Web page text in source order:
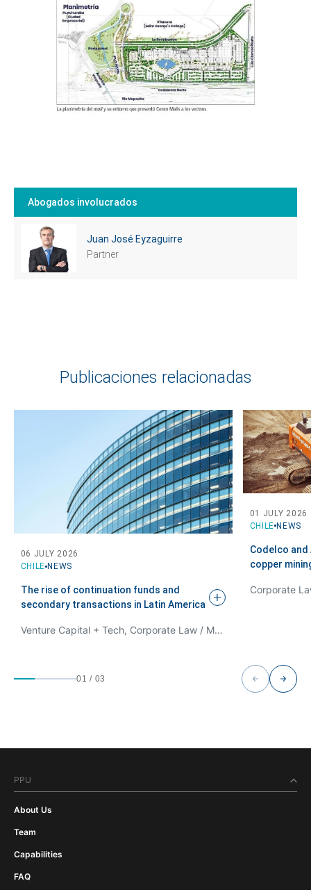
Abogados involucrados
Juan José Eyzaguirre
Partner
Publicaciones relacionadas
CHILE NEWS
06 JULY 2026
The rise of continuation funds and
secondary transactions in Latin America
Venture Capital + Tech, Corporate Law / M&A
CHILE NEWS
01 JULY 2026
Codelco and
copper
Corporate
01 / 03
PPU
About Us
Team
Capabilities
FAQ